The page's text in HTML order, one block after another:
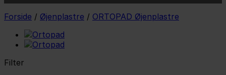
Forside / Øjenplastre / ORTOPAD Øjenplastre
Filter